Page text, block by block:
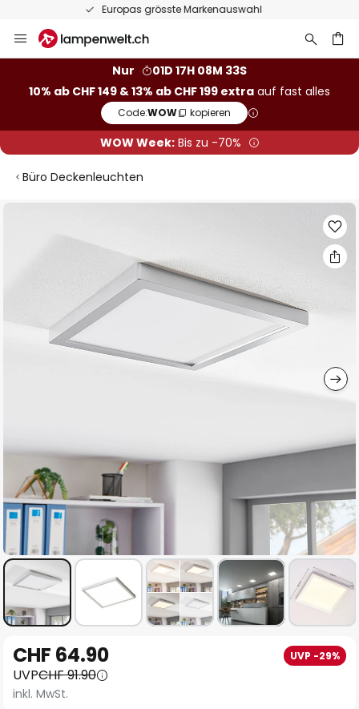
50 Tage kostenlose Retoure
Inhalt
Nur
01D 17H 08M 32S
10% ab CHF 149 & 13% ab CHF 199 extra auf fast alles
Code:WOW kopieren
WOW Week:Bis zu -70%
Büro Deckenleuchten
Anfang
der
Bildgalerie
CHF 64.90 UVP -29%
UVPCHF 91.90
inkl. MwSt.